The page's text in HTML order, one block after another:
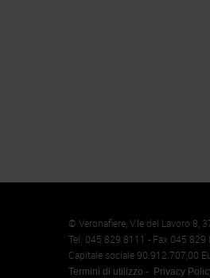
Memento
© Veronafiere, V.le del Lavoro 8,
Tel. 045 829 8111 - Fax 045 829
Capitale sociale 90.912.707,00
Termini di utilizzo Privacy